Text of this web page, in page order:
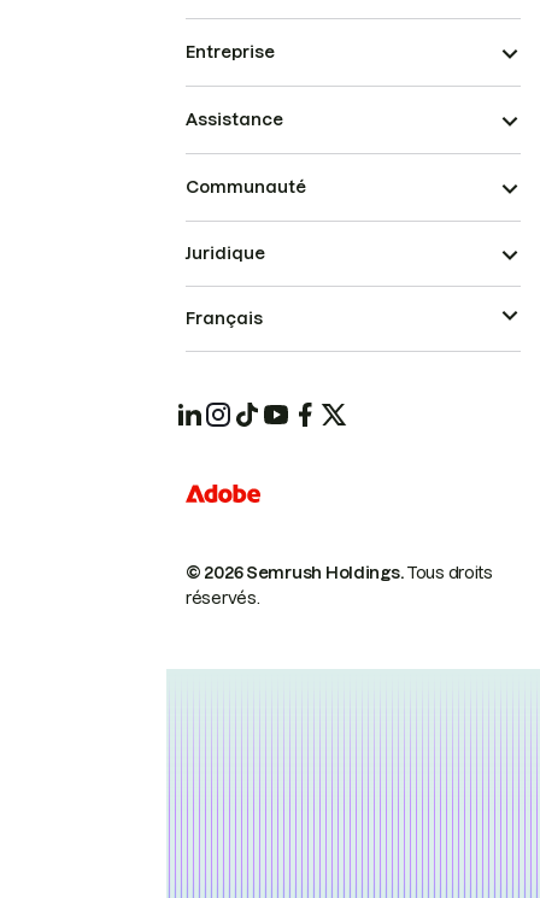
Entreprise
Assistance
Communauté
© 2026 Semrush Holdings.Tous droits
réservés.
Juridique
Français